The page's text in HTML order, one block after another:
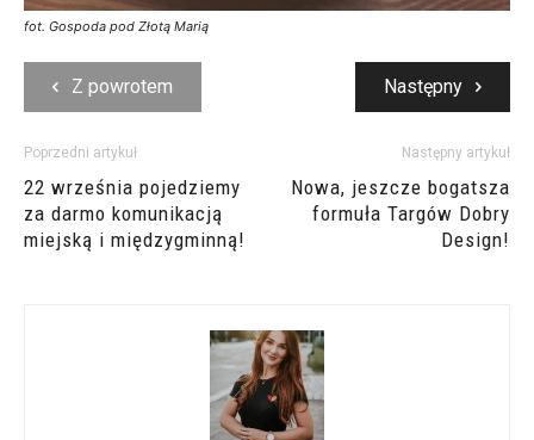
fot. Gospoda pod Złotą Marią
Z powrotem Następny
Poprzedni artykuł
22 września pojedziemy
za darmo komunikacją
miejską i międzygminną!
Następny artykuł
Nowa, jeszcze bogatsza
formuła Targów Dobry
Design!